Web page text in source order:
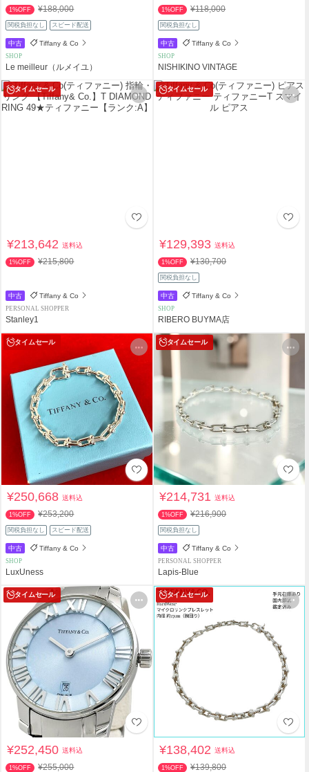
1%OFF ¥188,000
関税負担なし スピード配送
中古 Tiffany & Co
SHOP
Le meilleur（ルメイユ）
1%OFF ¥118,000
関税負担なし
中古 Tiffany & Co
SHOP
NISHIKINO VINTAGE
タイムセール
¥213,642送料込
1%OFF ¥215,800
中古 Tiffany & Co
PERSONAL SHOPPER
Stanley1
タイムセール
¥129,393送料込
1%OFF ¥130,700
関税負担なし
中古 Tiffany & Co
SHOP
RIBERO BUYMA店
タイムセール
¥250,668送料込
1%OFF ¥253,200
関税負担なし スピード配送
中古 Tiffany & Co
SHOP
LuxUness
タイムセール
¥214,731送料込
1%OFF ¥216,900
関税負担なし
中古 Tiffany & Co
PERSONAL SHOPPER
Lapis-Blue
タイムセール
¥252,450送料込
1%OFF ¥255,000
タイムセール
¥138,402送料込
1%OFF ¥139,800